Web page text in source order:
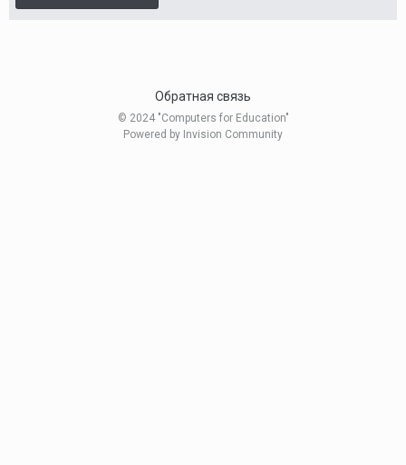
Обратная связь
© 2024 "Computers for Education"
Powered by Invision Community